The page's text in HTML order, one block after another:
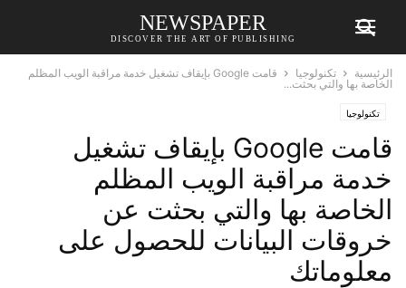
NEWSPAPER
DISCOVER THE ART OF PUBLISHING
الرئيسية تكنولوجيا
قامت Google بإيقاف تشغيل خدمة مراقبة الويب المظلم
الخاصة بها والتي بحثت...
تكنولوجيا
قامت Google بإيقاف تشغيل
خدمة مراقبة الويب المظلم
الخاصة بها والتي بحثت عن
خروقات البيانات للحصول على
معلوماتك